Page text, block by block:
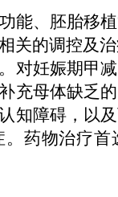
能、胚胎移
关的调控及
对妊娠期甲
充母体缺乏
知障碍，以
药物治疗